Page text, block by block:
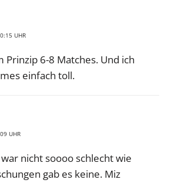
UHR
Prinzip 6-8 Matches. Und ich
einfach toll.
UHR
nicht soooo schlecht wie
gab es keine. Miz